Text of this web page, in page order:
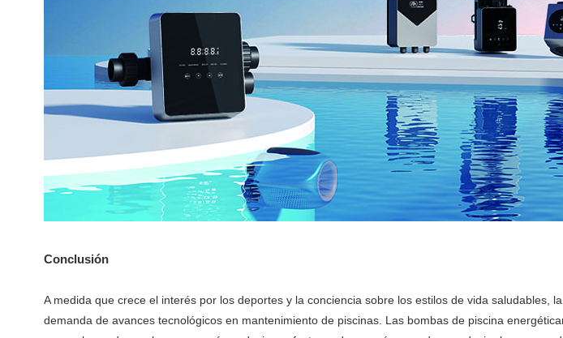
Conclusión
A medida que crece el interés por los deportes y la conciencia sobre los estilos de vida
demanda de avances tecnológicos en mantenimiento de piscinas. Las bombas de piscina